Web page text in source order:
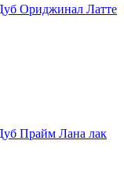
Ориджинал Латте
Прайм Лана лак